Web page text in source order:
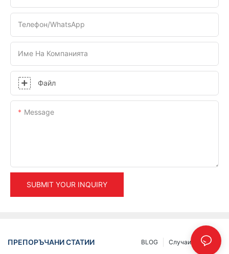
Телефон/WhatsApp
Име На Компанията
Файл
Message
SUBMIT YOUR INQUIRY
ПРЕПОРЪЧАНИ СТАТИИ INFO
Случаи
BLOG